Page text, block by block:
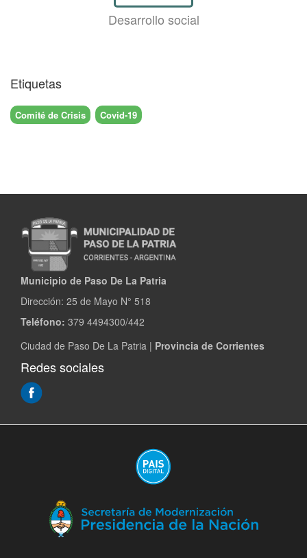
Desarrollo social
Etiquetas
Comité de Crisis Covid-19
Municipio de Paso De La Patria
Dirección: 25 de Mayo N° 518
Teléfono: 379 4494300/442
Ciudad de Paso De La Patria | Provincia de Corrientes
Redes sociales